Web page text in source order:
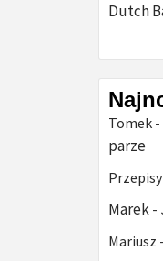
Dutch
Tomek -
parze
Marek -
Mariusz -